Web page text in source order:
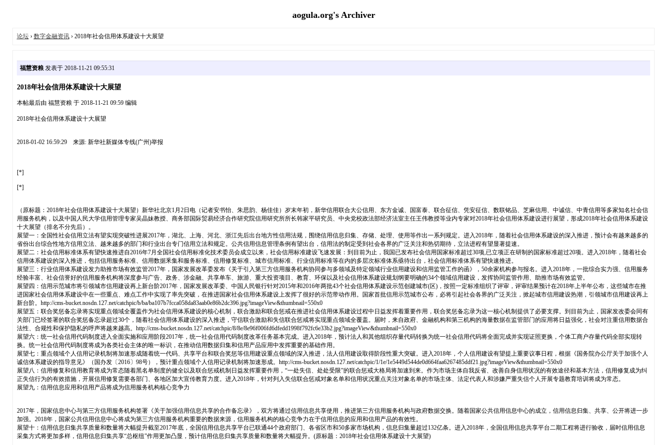
aogula.org's Archiver
论坛› 数字金融资讯› 2018年社会信用体系建设十大展望
福慧资粮发表于 2018-11-21 09:55:31
2018年社会信用体系建设十大展望
本帖最后由 福慧资粮 于 2018-11-21 09:59 编辑
2018年社会信用体系建设十大展望
2018-01-02 16:59:29 来源: 新华社新媒体专线(广州)举报
[*]
[*]
（原标题：2018年社会信用体系建设十大展望）新华社北京1月2日电（记者安书怡、朱思韵、杨佳佳）岁末年初，新华信用联合大公信用、东方金诚、国富泰、联合征信、凭安征信、数联铭品、芝麻信用、中诚信、中青信用等多家知名社会信
用服务机构，以及中国人民大学信用管理专家吴晶妹教授、商务部国际贸易经济合作研究院信用研究所所长韩家平研究员、中央党校政法部经济法室主任王伟教授等业内专家对2018年社会信用体系建设进行展望，形成2018年社会信用体系建设
十大展望（排名不分先后）。
展望一：全国性社会信用立法有望实现突破性进展2017年，湖北、上海、河北、浙江先后出台地方性信用法规，围绕信用信息归集、存储、处理、使用等作出一系列规定。进入2018年，随着社会信用体系建设的深入推进，预计会有越来越多的
省份出台综合性地方信用立法、越来越多的部门和行业出台专门信用立法和规定。公共信用信息管理条例有望出台，信用法的制定受到社会各界的广泛关注和热切期待，立法进程有望显著提速。
展望二：社会信用标准体系有望快速推进自2016年7月全国社会信用标准化技术委员会成立以来，社会信用标准建设飞速发展：到目前为止，我国已发布社会信用国家标准超过30项,已立项正在研制的国家标准超过20项。进入2018年，随着社会
信用体系建设的深入推进，包括信用服务标准、信用数据釆集和服务标准、信用修复标准、城市信用标准、行业信用标准等在内的多层次标准体系亟待出台，社会信用标准体系有望快速推进。
展望三：行业信用体系建设发力助推市场有效监管2017年，国家发展改革委发布《关于引入第三方信用服务机构协同参与多领域及特定领域行业信用建设和信用监管工作的函》，50余家机构参与报名。进入2018年，一批综合实力强、信用服务
经验丰富、社会信誉好的信用服务机构将深度参与广告、政务、涉金融、共享单车、旅游、重大投资项目、教育、环保以及社会信用体系建设规划纲要明确的34个领域信用建设，发挥协同监管作用、助推市场有效监管。
展望四：信用示范城市将引领城市信用建设再上新台阶2017年，国家发展改革委、中国人民银行针对2015年和2016年两批43个社会信用体系建设示范创建城市(区)，按照一定标准组织了评审，评审结果预计在2018年上半年公布，这些城市在推
进国家社会信用体系建设中在一些重点、难点工作中实现了率先突破，在推进国家社会信用体系建设上发挥了很好的示范带动作用。国家首批信用示范城市公布，必将引起社会各界的广泛关注，掀起城市信用建设热潮，引领城市信用建设再上
新台阶。http://cms-bucket.nosdn.127.net/catchpic/b/ba/ba107b7fcca058da83aab0e86b2dc396.jpg?imageView&thumbnail=550x0
展望五：联合奖惩备忘录将实现重点领域全覆盖作为社会信用体系建设的核心机制，联合激励和联合惩戒在推进社会信用体系建设过程中日益发挥着重要作用，联合奖惩备忘录为这一核心机制提供了必要支撑。到目前为止，国家发改委会同有
关部门已经签署的联合奖惩备忘录超过30个，随着社会信用体系建设的深入推进，守信联合激励和失信联合惩戒将实现重点领域全覆盖。届时，来自政府、金融机构和第三机构的海量数据在监管部门的应用将日益强化，社会对注重信用数据合
法性、合规性和保护隐私的呼声将越来越高。http://cms-bucket.nosdn.127.net/catchpic/8/8e/8e96f006fd6dfedd1998f792fc6e33b2.jpg?imageView&thumbnail=550x0
展望六：统一社会信用代码制度进入全面实施和应用阶段2017年，统一社会信用代码制度改革任务基本完成。进入2018年，预计法人和其他组织存量代码转换为统一社会信用代码将全面完成并实现证照更换，个体工商户存量代码全部实现转
换。统一社会信用代码制度将成为各类社会主体的唯一标识，在推动信用数据归集和信用产品应用中发挥重要的基础作用。
展望七：重点领域个人信用记录机制将加速形成随着统一代码、共享平台和联合奖惩等信用建设重点领域的深入推进，法人信用建设取得阶段性重大突破。进入2018年，个人信用建设有望提上重要议事日程，根据《国务院办公厅关于加强个人
诚信体系建设的指导意见》（国办发〔2016〕98号），预计重点领域个人信用记录机制将加速形成。http://cms-bucket.nosdn.127.net/catchpic/1/1e/1e5449d544de0d664faa6267485ddf21.jpg?imageView&thumbnail=550x0
展望八：信用修复和信用教育将成为常态随着黑名单制度的健全以及联合惩戒机制日益发挥重要作用，“一处失信、处处受限”的联合惩戒大格局将加速到来。作为市场主体自我反省、改善自身信用状况的有效途径和基本方法，信用修复成为纠
正失信行为的有效措施，开展信用修复需要各部门、各地区加大宣传教育力度。进入2018年，针对列入失信联合惩戒对象名单和信用状况重点关注对象名单的市场主体、法定代表人和涉嫌严重失信个人开展专题教育培训将成为常态。
展望九：信用信息应用和信用产品将成为信用服务机构核心竞争力
2017年，国家信息中心与第三方信用服务机构签署《关于加强信用信息共享的合作备忘录》，双方将通过信用信息共享使用，推进第三方信用服务机构与政府数据交换。随着国家公共信用信息中心的成立，信用信息归集、共享、公开将进一步
加强。2018年，国家公共信用信息中心将成为第三方信用服务机构重要的数据来源，信用服务机构的核心竞争力在于信用信息的应用和信用产品的有效性。
展望十：信用信息归集共享质量和数量将大幅提升截至2017年底，全国信用信息共享平台已联通44个政府部门、各省区市和50多家市场机构，信息归集量超过132亿条。进入2018年，全国信用信息共享平台二期工程将进行验收，届时信用信息
采集方式将更加多样，信用信息归集共享“总枢纽”作用更加凸显，预计信用信息归集共享质量和数量将大幅提升。(原标题：2018年社会信用体系建设十大展望)